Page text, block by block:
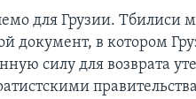
для Грузии. Тбилиси
документ, в котором
силу для возврата